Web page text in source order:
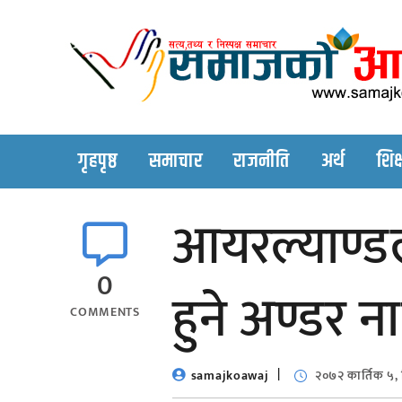
गृहपृष्ठ समाचार राजनीति अर्थ
0
COMMENTS
हुने अण्डर
samajkoawaj २०७२ कार्तिक ५,